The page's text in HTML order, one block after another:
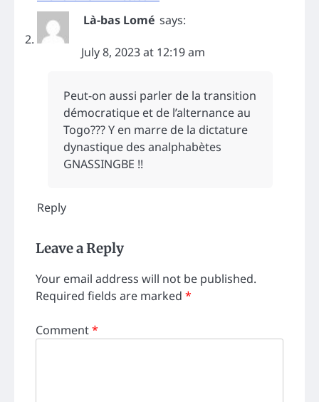
Là-bas Lomé says:
July 8, 2023 at 12:19 am
Peut-on aussi parler de la transition
démocratique et de l’alternance au
Togo??? Y en marre de la dictature
dynastique des analphabètes
GNASSINGBE !!
Reply
Leave a Reply
Your email address will not be published.
Required fields are marked *
Comment*